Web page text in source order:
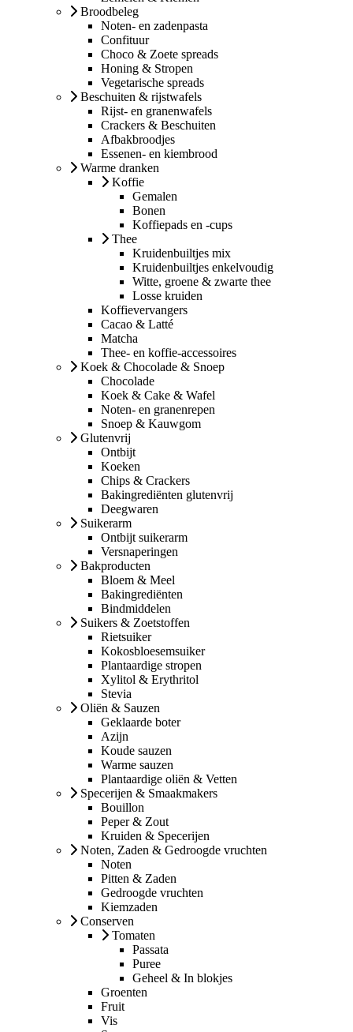
Broodbeleg
Noten- en zadenpasta
Confituur
Choco & Zoete spreads
Honing & Stropen
Vegetarische spreads
Beschuiten & rijstwafels
Rijst- en granenwafels
Crackers & Beschuiten
Afbakbroodjes
Essenen- en kiembrood
Warme dranken
Koffie
Gemalen
Bonen
Koffiepads en -cups
Thee
Kruidenbuiltjes mix
Kruidenbuiltjes enkelvoudig
Witte, groene & zwarte thee
Losse kruiden
Koffievervangers
Cacao & Latté
Matcha
Thee- en koffie-accessoires
Koek & Chocolade & Snoep
Chocolade
Koek & Cake & Wafel
Noten- en granenrepen
Snoep & Kauwgom
Glutenvrij
Ontbijt
Koeken
Chips & Crackers
Bakingrediënten glutenvrij
Deegwaren
Suikerarm
Ontbijt suikerarm
Versnaperingen
Bakproducten
Bloem & Meel
Bakingrediënten
Bindmiddelen
Suikers & Zoetstoffen
Rietsuiker
Kokosbloesemsuiker
Plantaardige stropen
Xylitol & Erythritol
Stevia
Oliën & Sauzen
Geklaarde boter
Azijn
Koude sauzen
Warme sauzen
Plantaardige oliën & Vetten
Specerijen & Smaakmakers
Bouillon
Peper & Zout
Kruiden & Specerijen
Noten, Zaden & Gedroogde vruchten
Noten
Pitten & Zaden
Gedroogde vruchten
Kiemzaden
Conserven
Tomaten
Passata
Puree
Geheel & In blokjes
Groenten
Fruit
Vis